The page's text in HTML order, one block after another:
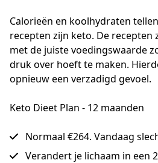
Calorieën en koolhydraten
recepten zijn keto. De recepten
met de juiste voedingswaarde
druk over hoeft te maken.
opnieuw een verzadigd gevoel.
Keto Dieet Plan - 12 maanden
Normaal €264. Vandaag
Verandert je lichaam in een